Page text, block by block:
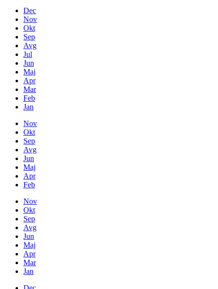
Dec
Nov
Okt
Sep
Avg
Jul
Jun
Maj
Apr
Mar
Feb
Jan
Nov
Okt
Sep
Avg
Jun
Maj
Apr
Feb
Nov
Okt
Sep
Avg
Jun
Maj
Apr
Mar
Jan